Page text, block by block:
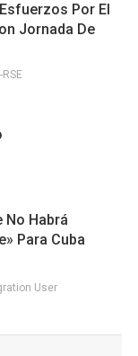
Por El
Jornada De
No Habrá
Para Cuba
User